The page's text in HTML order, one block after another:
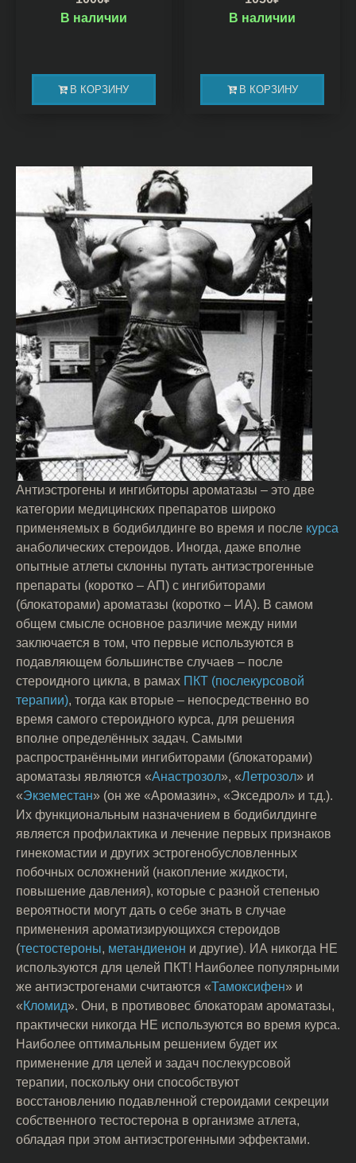
В КОРЗИНУ
В наличии
В КОРЗИНУ
В наличии
Антиэстрогены и ингибиторы ароматазы – это две
категории медицинских препаратов широко
применяемых в бодибилдинге во время и после курса
анаболических стероидов. Иногда, даже вполне
опытные атлеты склонны путать антиэстрогенные
препараты (коротко – АП) с ингибиторами
(блокаторами) ароматазы (коротко – ИА). В самом
общем смысле основное различие между ними
заключается в том, что первые используются в
подавляющем большинстве случаев – после
стероидного цикла, в рамах ПКТ (послекурсовой
терапии), тогда как вторые – непосредственно во
время самого стероидного курса, для решения
вполне определённых задач. Самыми
распространёнными ингибиторами (блокаторами)
ароматазы являются «Анастрозол», «Летрозол» и
«Экземестан» (он же «Аромазин», «Экседрол» и т.д.).
Их функциональным назначением в бодибилдинге
является профилактика и лечение первых признаков
гинекомастии и других эстрогенобусловленных
побочных осложнений (накопление жидкости,
повышение давления), которые с разной степенью
вероятности могут дать о себе знать в случае
применения ароматизирующихся стероидов
(тестостероны, метандиенон и другие). ИА никогда НЕ
используются для целей ПКТ! Наиболее популярными
же антиэстрогенами считаются «Тамоксифен» и
«Кломид». Они, в противовес блокаторам ароматазы,
практически никогда НЕ используются во время курса.
Наиболее оптимальным решением будет их
применение для целей и задач послекурсовой
терапии, поскольку они способствуют
восстановлению подавленной стероидами секреции
собственного тестостерона в организме атлета,
обладая при этом антиэстрогенными эффектами.